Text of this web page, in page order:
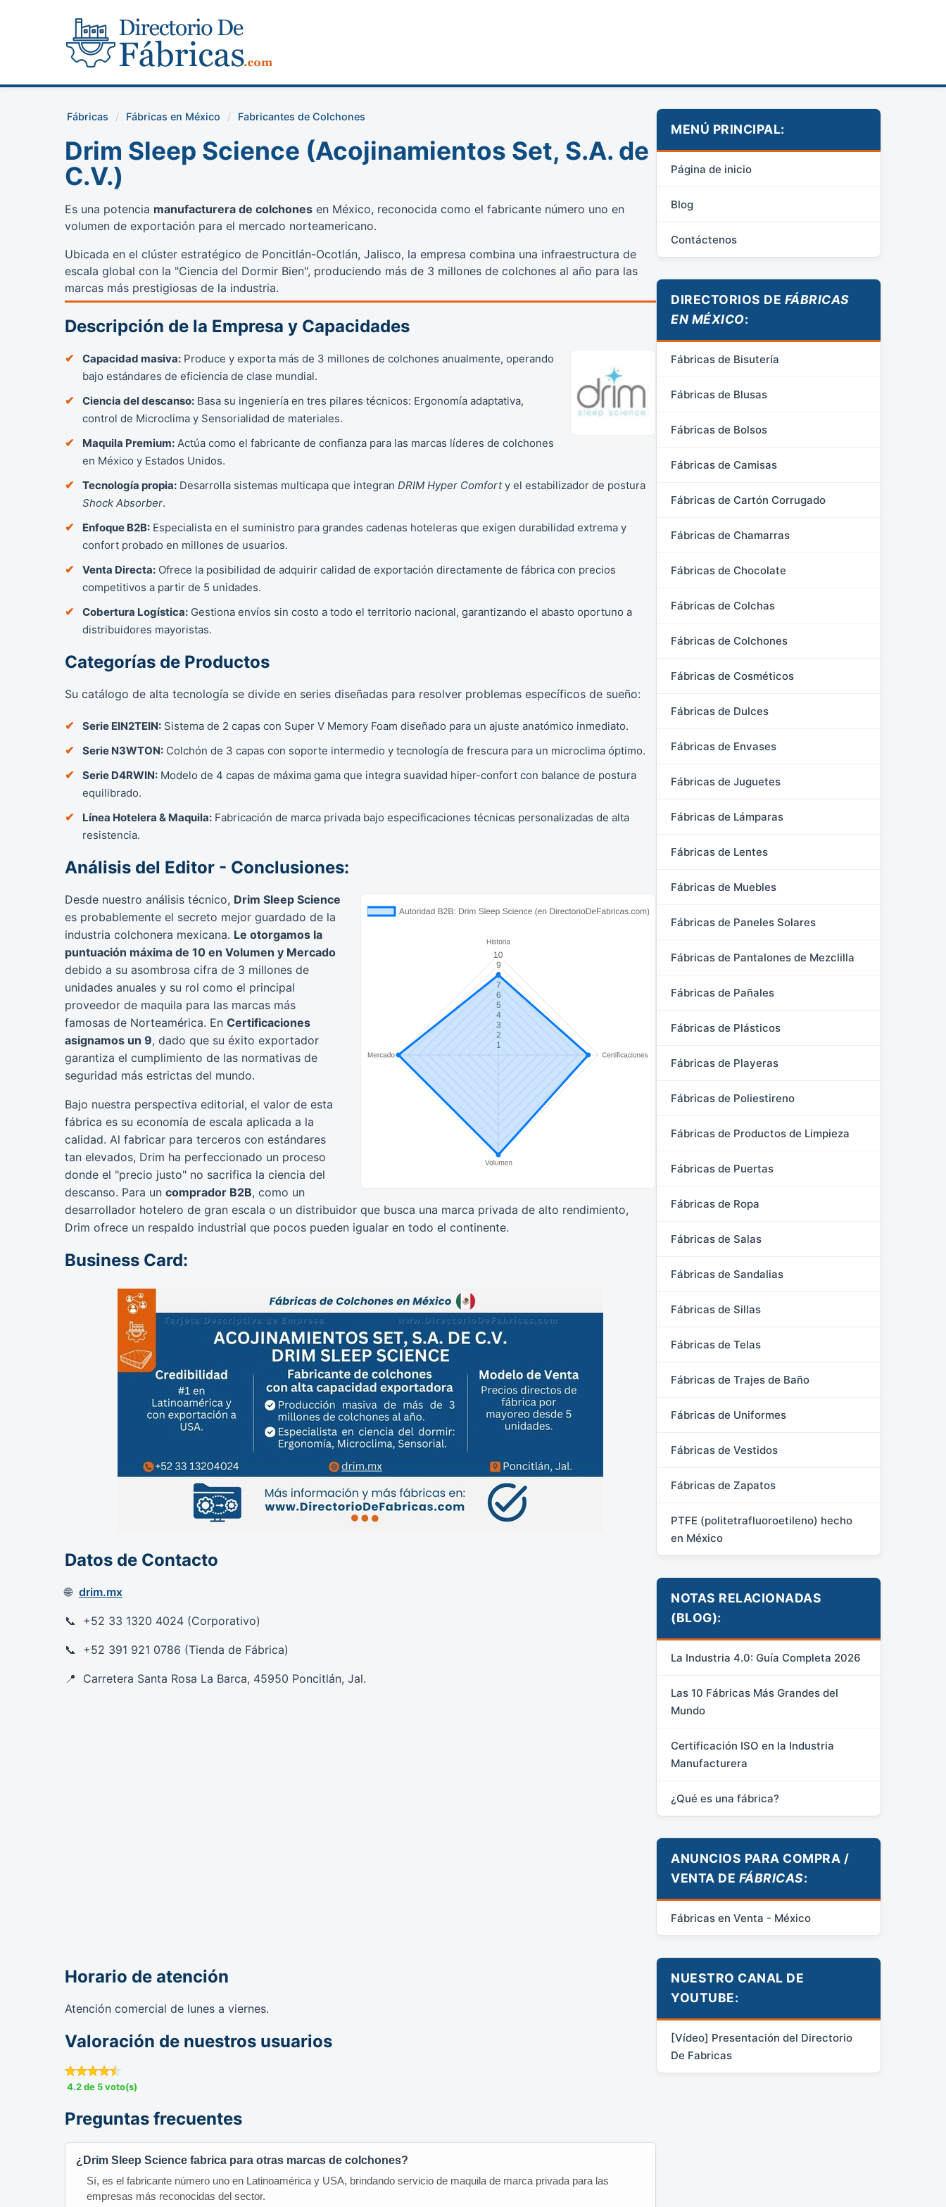
Fábricas Fábricas en México Fabricantes de Colchones
Drim Sleep Science (Acojinamientos Set, S.A. de
C.V.)
Es una potencia manufacturera de colchones en México, reconocida como el fabricante número uno en
volumen de exportación para el mercado norteamericano.
Ubicada en el clúster estratégico de Poncitlán-Ocotlán, Jalisco, la empresa combina una infraestructura de
escala global con la "Ciencia del Dormir Bien", produciendo más de 3 millones de colchones al año para las
marcas más prestigiosas de la industria.
Descripción de la Empresa y Capacidades
Capacidad masiva: Produce y exporta más de 3 millones de colchones anualmente, operando
bajo estándares de eficiencia de clase mundial.
Ciencia del descanso: Basa su ingeniería en tres pilares técnicos: Ergonomía adaptativa,
control de Microclima y Sensorialidad de materiales.
Maquila Premium: Actúa como el fabricante de confianza para las marcas líderes de colchones
en México y Estados Unidos.
Tecnología propia: Desarrolla sistemas multicapa que integran DRIM Hyper Comforty el estabilizador de postura
Shock Absorber.
Enfoque B2B: Especialista en el suministro para grandes cadenas hoteleras que exigen durabilidad extrema y
confort probado en millones de usuarios.
Venta Directa: Ofrece la posibilidad de adquirir calidad de exportación directamente de fábrica con precios
competitivos a partir de 5 unidades.
Cobertura Logística: Gestiona envíos sin costo a todo el territorio nacional, garantizando el abasto oportuno a
distribuidores mayoristas.
Categorías de Productos
Su catálogo de alta tecnología se divide en series diseñadas para resolver problemas específicos de sueño:
Serie EIN2TEIN: Sistema de 2 capas con Super V Memory Foam diseñado para un ajuste anatómico inmediato.
Serie N3WTON: Colchón de 3 capas con soporte intermedio y tecnología de frescura para un microclima óptimo.
Serie D4RWIN: Modelo de 4 capas de máxima gama que integra suavidad hiper-confort con balance de postura
equilibrado.
Línea Hotelera & Maquila: Fabricación de marca privada bajo especificaciones técnicas personalizadas de alta
resistencia.
Análisis del Editor - Conclusiones:
Desde nuestro análisis técnico, Drim Sleep Science
es probablemente el secreto mejor guardado de la
industria colchonera mexicana. Le otorgamos la
puntuación máxima de 10 en Volumen y Mercado
debido a su asombrosa cifra de 3 millones de
unidades anuales y su rol como el principal
proveedor de maquila para las marcas más
famosas de Norteamérica. En Certificaciones
asignamos un 9, dado que su éxito exportador
garantiza el cumplimiento de las normativas de
seguridad más estrictas del mundo.
Bajo nuestra perspectiva editorial, el valor de esta
fábrica es su economía de escala aplicada a la
calidad. Al fabricar para terceros con estándares
tan elevados, Drim ha perfeccionado un proceso
donde el "precio justo" no sacrifica la ciencia del
descanso. Para un comprador B2B, como un
desarrollador hotelero de gran escala o un distribuidor que busca una marca privada de alto rendimiento,
Drim ofrece un respaldo industrial que pocos pueden igualar en todo el continente.
Business Card:
Datos de Contacto
drim.mx
+52 33 1320 4024 (Corporativo)
+52 391 921 0786 (Tienda de Fábrica)
Carretera Santa Rosa La Barca, 45950 Poncitlán, Jal.
Horario de atención
Atención comercial de lunes a viernes.
Valoración de nuestros usuarios
4.2 de 5 voto(s)
Preguntas frecuentes
¿Drim Sleep Science fabrica para otras marcas de colchones?
Sí, es el fabricante número uno en Latinoamérica y USA, brindando servicio de maquila de marca privada para las
empresas más reconocidas del sector.
MENÚ PRINCIPAL:
Página de inicio
Blog
Contáctenos
DIRECTORIOS DE FÁBRICAS
EN MÉXICO:
Fábricas de Bisutería
Fábricas de Blusas
Fábricas de Bolsos
Fábricas de Camisas
Fábricas de Cartón Corrugado
Fábricas de Chamarras
Fábricas de Chocolate
Fábricas de Colchas
Fábricas de Colchones
Fábricas de Cosméticos
Fábricas de Dulces
Fábricas de Envases
Fábricas de Juguetes
Fábricas de Lámparas
Fábricas de Lentes
Fábricas de Muebles
Fábricas de Paneles Solares
Fábricas de Pantalones de Mezclilla
Fábricas de Pañales
Fábricas de Plásticos
Fábricas de Playeras
Fábricas de Poliestireno
Fábricas de Productos de Limpieza
Fábricas de Puertas
Fábricas de Ropa
Fábricas de Salas
Fábricas de Sandalias
Fábricas de Sillas
Fábricas de Telas
Fábricas de Trajes de Baño
Fábricas de Uniformes
Fábricas de Vestidos
Fábricas de Zapatos
PTFE (politetrafluoroetileno) hecho
en México
NOTAS RELACIONADAS
(BLOG):
La Industria 4.0: Guía Completa 2026
Las 10 Fábricas Más Grandes del
Mundo
Certificación ISO en la Industria
Manufacturera
¿Qué es una fábrica?
ANUNCIOS PARA COMPRA /
VENTA DE FÁBRICAS:
Fábricas en Venta - México
NUESTRO CANAL DE
YOUTUBE:
[Vídeo] Presentación del Directorio
De Fabricas